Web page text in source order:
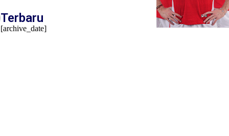
Terbaru
[archive_date]